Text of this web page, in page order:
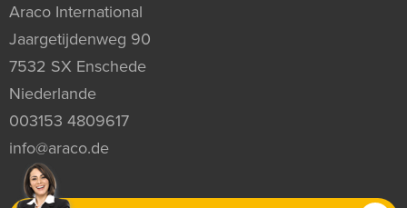
Araco International
Jaargetijdenweg 90
7532 SX Enschede
Niederlande
003153 4809617
info@araco.de